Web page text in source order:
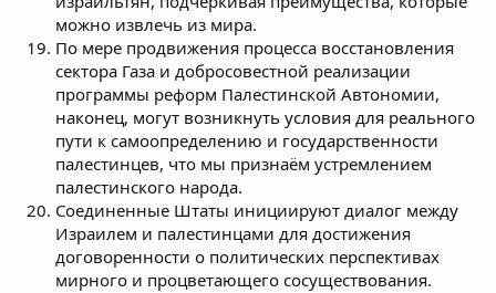
можно извлечь из мира.
По мере продвижения процесса восстановления
сектора Газа и добросовестной реализации
программы реформ Палестинской Автономии,
наконец, могут возникнуть условия для реального
пути к самоопределению и государственности
палестинцев, что мы признаём устремлением
палестинского народа.
Соединенные Штаты инициируют диалог между
Израилем и палестинцами для достижения
договоренности о политических перспективах
мирного и процветающего сосуществования.